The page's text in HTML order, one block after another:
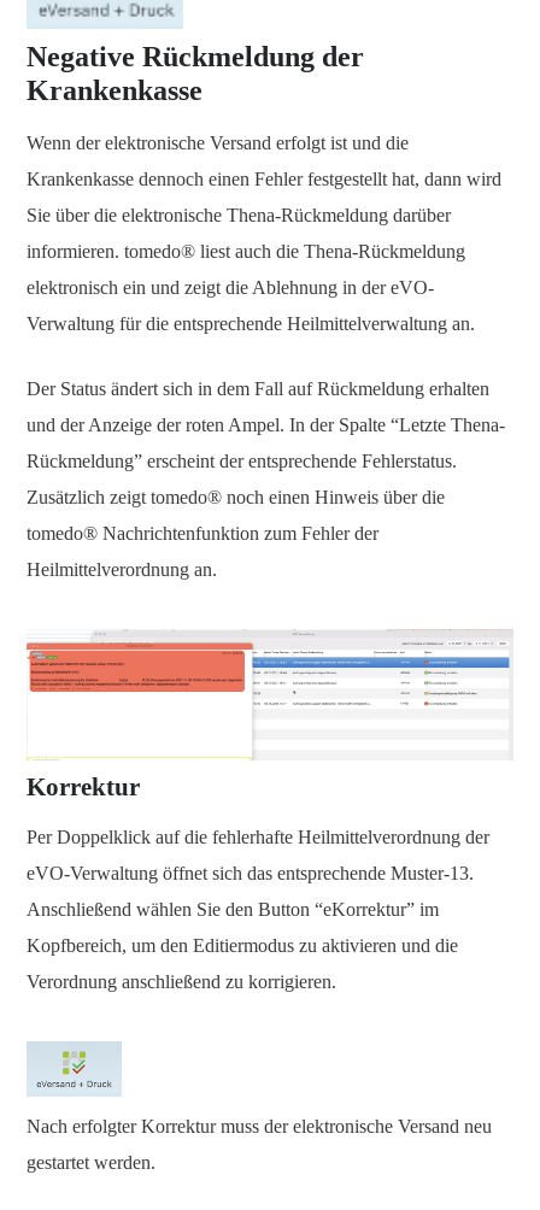
Negative Rückmeldung der
Krankenkasse
Wenn der elektronische Versand erfolgt ist und die
Krankenkasse dennoch einen Fehler festgestellt hat, dann wird
Sie über die elektronische Thena-Rückmeldung darüber
informieren. tomedo® liest auch die Thena-Rückmeldung
elektronisch ein und zeigt die Ablehnung in der eVO-
Verwaltung für die entsprechende Heilmittelverwaltung an.
Der Status ändert sich in dem Fall auf Rückmeldung erhalten
und der Anzeige der roten Ampel. In der Spalte “Letzte Thena-
Rückmeldung” erscheint der entsprechende Fehlerstatus.
Zusätzlich zeigt tomedo® noch einen Hinweis über die
tomedo® Nachrichtenfunktion zum Fehler der
Heilmittelverordnung an.
Korrektur
Per Doppelklick auf die fehlerhafte Heilmittelverordnung der
eVO-Verwaltung öffnet sich das entsprechende Muster-13.
Anschließend wählen Sie den Button “eKorrektur” im
Kopfbereich, um den Editiermodus zu aktivieren und die
Verordnung anschließend zu korrigieren.
Nach erfolgter Korrektur muss der elektronische Versand neu
gestartet werden.